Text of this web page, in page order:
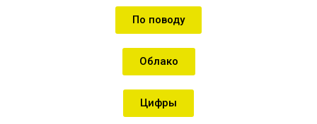
По поводу
Облако
Цифры